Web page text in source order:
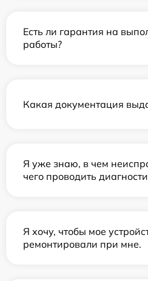
Есть ли гарантия на
работы?
Какая документация
Я уже знаю, в чем
чего проводить
Я хочу, чтобы мое
ремонтировали при мне.